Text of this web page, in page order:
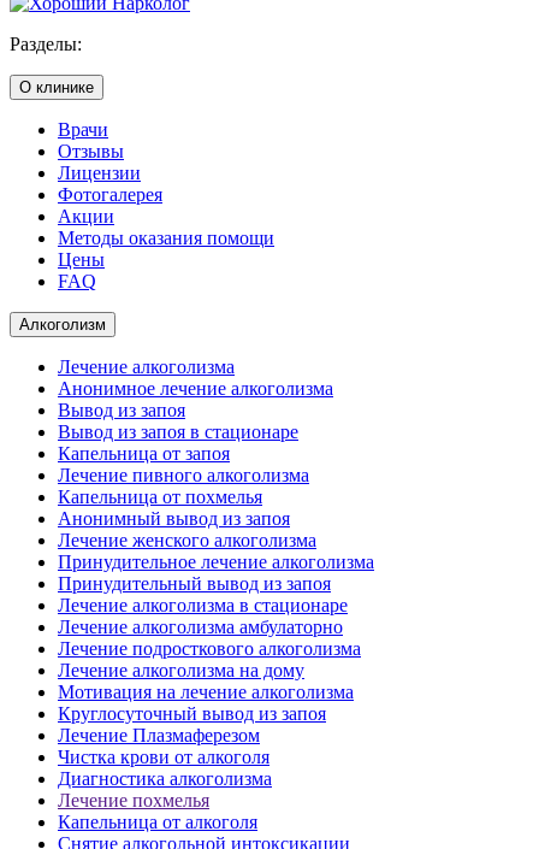
Разделы:
О клинике
Врачи
Отзывы
Лицензии
Фотогалерея
Акции
Методы оказания помощи
Цены
FAQ
Алкоголизм
Лечение алкоголизма
Анонимное лечение алкоголизма
Вывод из запоя
Вывод из запоя в стационаре
Капельница от запоя
Лечение пивного алкоголизма
Капельница от похмелья
Анонимный вывод из запоя
Лечение женского алкоголизма
Принудительное лечение алкоголизма
Принудительный вывод из запоя
Лечение алкоголизма в стационаре
Лечение алкоголизма амбулаторно
Лечение подросткового алкоголизма
Лечение алкоголизма на дому
Мотивация на лечение алкоголизма
Круглосуточный вывод из запоя
Лечение Плазмаферезом
Чистка крови от алкоголя
Диагностика алкоголизма
Лечение похмелья
Капельница от алкоголя
Снятие алкогольной интоксикации